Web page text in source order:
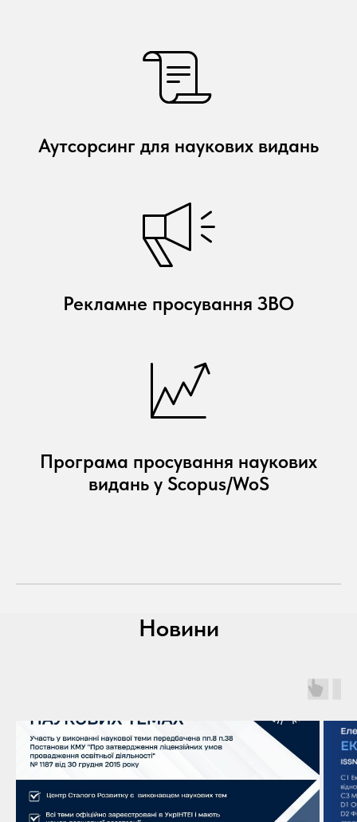
Аутсорсинг для наукових видань
Рекламне просування ЗВО
Програма просування наукових
видань у Scopus/WoS
Новини